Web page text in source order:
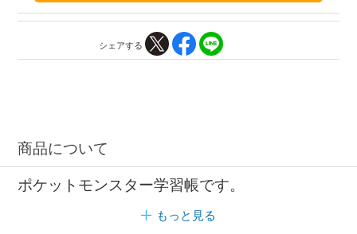
シェアする
商品について
ポケットモンスター学習帳です。
もっと見る